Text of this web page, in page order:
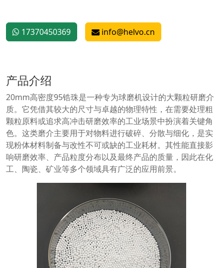
17370450369 info@helvo.cn
产品介绍
20mm高密度95锆珠是一种专为球磨机设计的大颗粒研磨介
质。它凭借其较大的尺寸与卓越的物理特性，在需要处理粗
颗粒原料或追求高冲击研磨效率的工业场景中扮演着关键角
色。这类磨介主要用于对物料进行破碎、分散与细化，是实
现粉体材料制备与改性不可或缺的工业耗材。其性能直接影
响研磨效率、产品粒度分布以及最终产品的质量，因此在化
工、陶瓷、矿业等多个领域具有广泛的应用前景。